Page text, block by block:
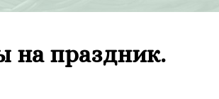
на праздник.